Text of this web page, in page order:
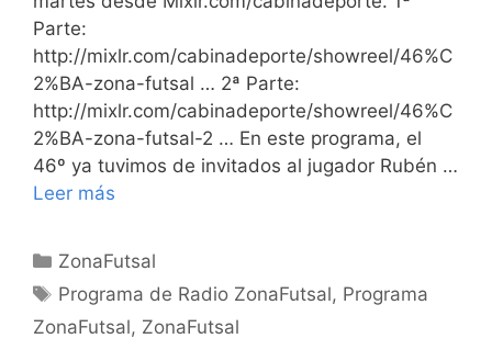
Parte:
http://mixlr.com/cabinadeporte/showreel/46%C
2%BA-zona-futsal … 2ª Parte:
http://mixlr.com/cabinadeporte/showreel/46%C
2%BA-zona-futsal-2 … En este programa, el
46º ya tuvimos de invitados al jugador Rubén …
Leer más
Categorías
ZonaFutsal
Etiquetas
Programa de Radio ZonaFutsal, Programa
ZonaFutsal, ZonaFutsal